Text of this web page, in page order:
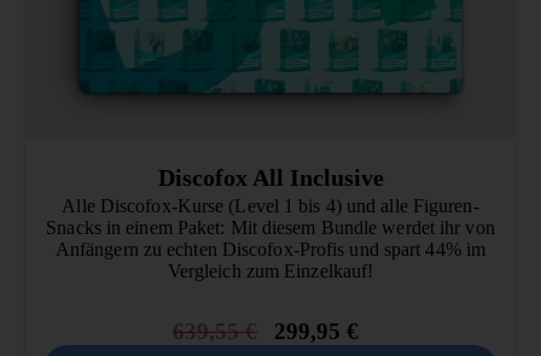
Discofox All Inclusive
Alle Discofox-Kurse (Level 1 bis 4) und alle Figuren-
Snacks in einem Paket: Mit diesem Bundle werdet ihr von
Anfängern zu echten Discofox-Profis und spart 44% im
Vergleich zum Einzelkauf!
639,55€ 299,95€